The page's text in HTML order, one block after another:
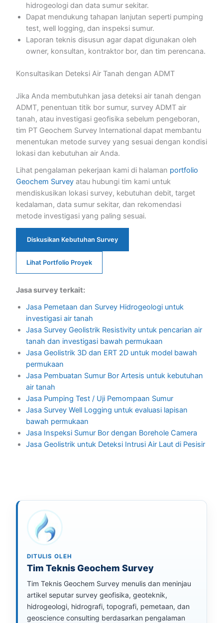
hidrogeologi dan data sumur sekitar.
Dapat mendukung tahapan lanjutan seperti pumping
test, well logging, dan inspeksi sumur.
Laporan teknis disusun agar dapat digunakan oleh
owner, konsultan, kontraktor bor, dan tim perencana.
Konsultasikan Deteksi Air Tanah dengan ADMT
Jika Anda membutuhkan jasa deteksi air tanah dengan
ADMT, penentuan titik bor sumur, survey ADMT air
tanah, atau investigasi geofisika sebelum pengeboran,
tim PT Geochem Survey International dapat membantu
menentukan metode survey yang sesuai dengan kondisi
lokasi dan kebutuhan air Anda.
Lihat pengalaman pekerjaan kami di halaman portfolio
Geochem Surveyatau hubungi tim kami untuk
mendiskusikan lokasi survey, kebutuhan debit, target
kedalaman, data sumur sekitar, dan rekomendasi
metode investigasi yang paling sesuai.
Diskusikan Kebutuhan Survey
Lihat Portfolio Proyek
Jasa survey terkait:
Jasa Pemetaan dan Survey Hidrogeologi untuk
investigasi air tanah
Jasa Survey Geolistrik Resistivity untuk pencarian air
tanah dan investigasi bawah permukaan
Jasa Geolistrik 3D dan ERT 2D untuk model bawah
permukaan
Jasa Pembuatan Sumur Bor Artesis untuk kebutuhan
air tanah
Jasa Pumping Test / Uji Pemompaan Sumur
Jasa Survey Well Logging untuk evaluasi lapisan
bawah permukaan
Jasa Inspeksi Sumur Bor dengan Borehole Camera
Jasa Geolistrik untuk Deteksi Intrusi Air Laut di Pesisir
DITULIS OLEH
Tim Teknis Geochem Survey
Tim Teknis Geochem Survey menulis dan meninjau
artikel seputar survey geofisika, geoteknik,
hidrogeologi, hidrografi, topografi, pemetaan, dan
geoscience consulting berdasarkan pengalaman